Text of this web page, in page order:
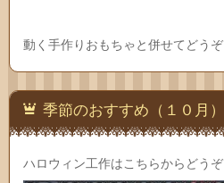
動く手作りおもちゃと併せてどうぞ
季節のおすすめ（１０月）
ハロウィン工作はこちらからどうぞ